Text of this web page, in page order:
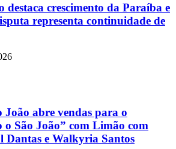
destaca crescimento da Paraíba e
representa continuidade de
João abre vendas para o
o São João” com Limão com
Dantas e Walkyria Santos